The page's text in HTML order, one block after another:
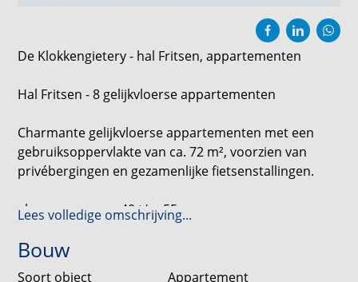
De Klokkengietery - hal Fritsen, appartementen
Hal Fritsen - 8 gelijkvloerse appartementen
Charmante gelijkvloerse appartementen met een
gebruiksoppervlakte van ca. 72 m², voorzien van
privébergingen en gezamenlijke fietsenstallingen.
- bouwnummers 40 t/m 55
- 2 slaapkamers
- ca. 72 m² gebruiksoppervlakte
Lees volledige omschrijving...
Bouw
Soort object
Appartement